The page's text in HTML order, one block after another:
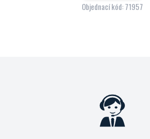
Objednací kód: 71957